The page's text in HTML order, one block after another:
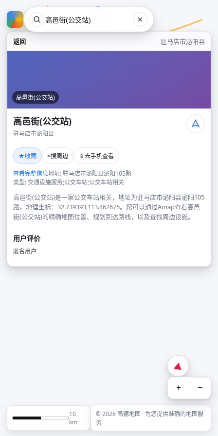
返回 驻马店市泌阳县
高邑街(公交站)
高邑街(公交站)
驻马店市泌阳县
★收藏 ⌖搜周边 📱 去手机查看
查看完整信息地址: 驻马店市泌阳县泌阳105路
类型: 交通设施服务;公交车站;公交车站相关
高邑街(公交站)是一家公交车站相关，地址为驻马店市泌阳县泌阳105
路。地理坐标：32.739393,113.462675。您可以通过Amap查看高邑
街(公交站)的精确地图位置、规划到达路线，以及查找周边设施。
用户评价
匿名用户
+ −
10
km
© 2026 高德地图 · 为您提供准确的地图服
务